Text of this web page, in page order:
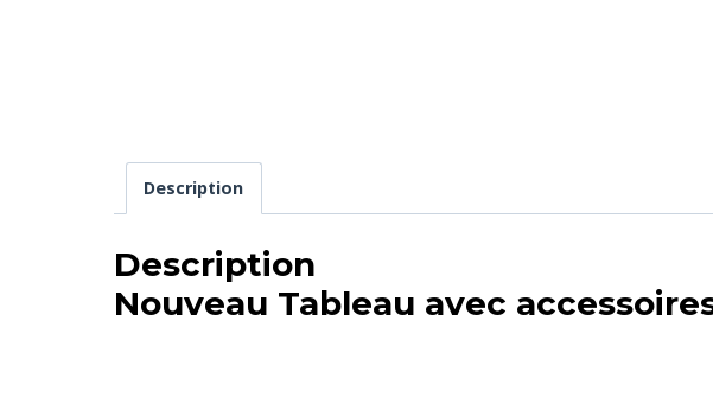
Description
Description
Nouveau Tableau avec